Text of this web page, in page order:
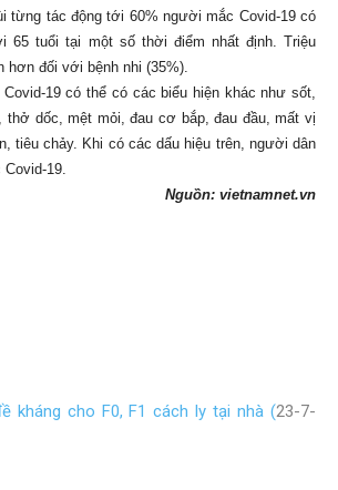
từng tác động tới 60% người mắc Covid-19 có
65 tuổi tại một số thời điểm nhất định. Triệu
hơn đối với bệnh nhi (35%).
19 có thể có các biểu hiện khác như sốt,
thở dốc, mệt mỏi, đau cơ bắp, đau đầu, mất vị
tiêu chảy. Khi có các dấu hiệu trên, người dân
Covid-19.
Nguồn: vietnamnet.vn
kháng cho F0, F1 cách ly tại nhà (23-7-